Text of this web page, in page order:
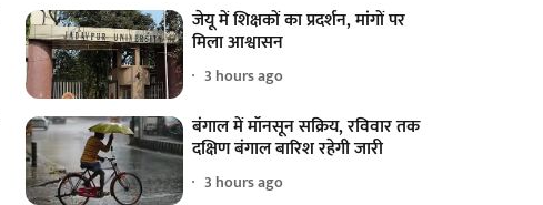
जेयू में शिक्षकों का प्रदर्शन, मांगों पर
मिला आश्वासन
3 hours ago
बंगाल में मॉनसून सक्रिय, रविवार तक
दक्षिण बंगाल बारिश रहेगी जारी
3 hours ago